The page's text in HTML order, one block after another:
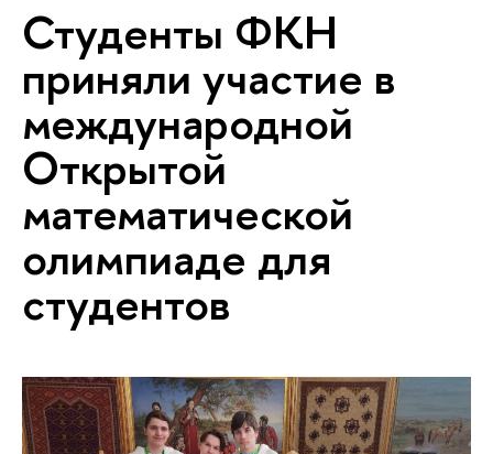
Студенты ФКН
приняли участие в
международной
Открытой
математической
олимпиаде для
студентов